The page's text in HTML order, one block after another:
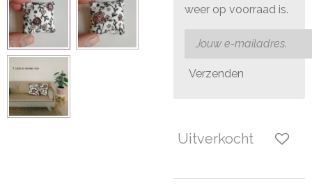
weer op voorraad is.
Verzenden
Uitverkocht